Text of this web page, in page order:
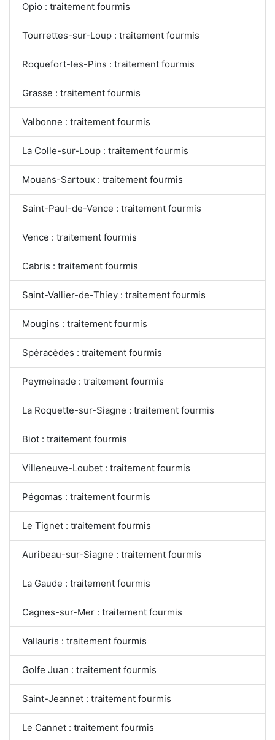
Opio : traitement fourmis
Tourrettes-sur-Loup : traitement fourmis
Roquefort-les-Pins : traitement fourmis
Grasse : traitement fourmis
Valbonne : traitement fourmis
La Colle-sur-Loup : traitement fourmis
Mouans-Sartoux : traitement fourmis
Saint-Paul-de-Vence : traitement fourmis
Vence : traitement fourmis
Cabris : traitement fourmis
Saint-Vallier-de-Thiey : traitement fourmis
Mougins : traitement fourmis
Spéracèdes : traitement fourmis
Peymeinade : traitement fourmis
La Roquette-sur-Siagne : traitement fourmis
Biot : traitement fourmis
Villeneuve-Loubet : traitement fourmis
Pégomas : traitement fourmis
Le Tignet : traitement fourmis
Auribeau-sur-Siagne : traitement fourmis
La Gaude : traitement fourmis
Cagnes-sur-Mer : traitement fourmis
Vallauris : traitement fourmis
Golfe Juan : traitement fourmis
Saint-Jeannet : traitement fourmis
Le Cannet : traitement fourmis